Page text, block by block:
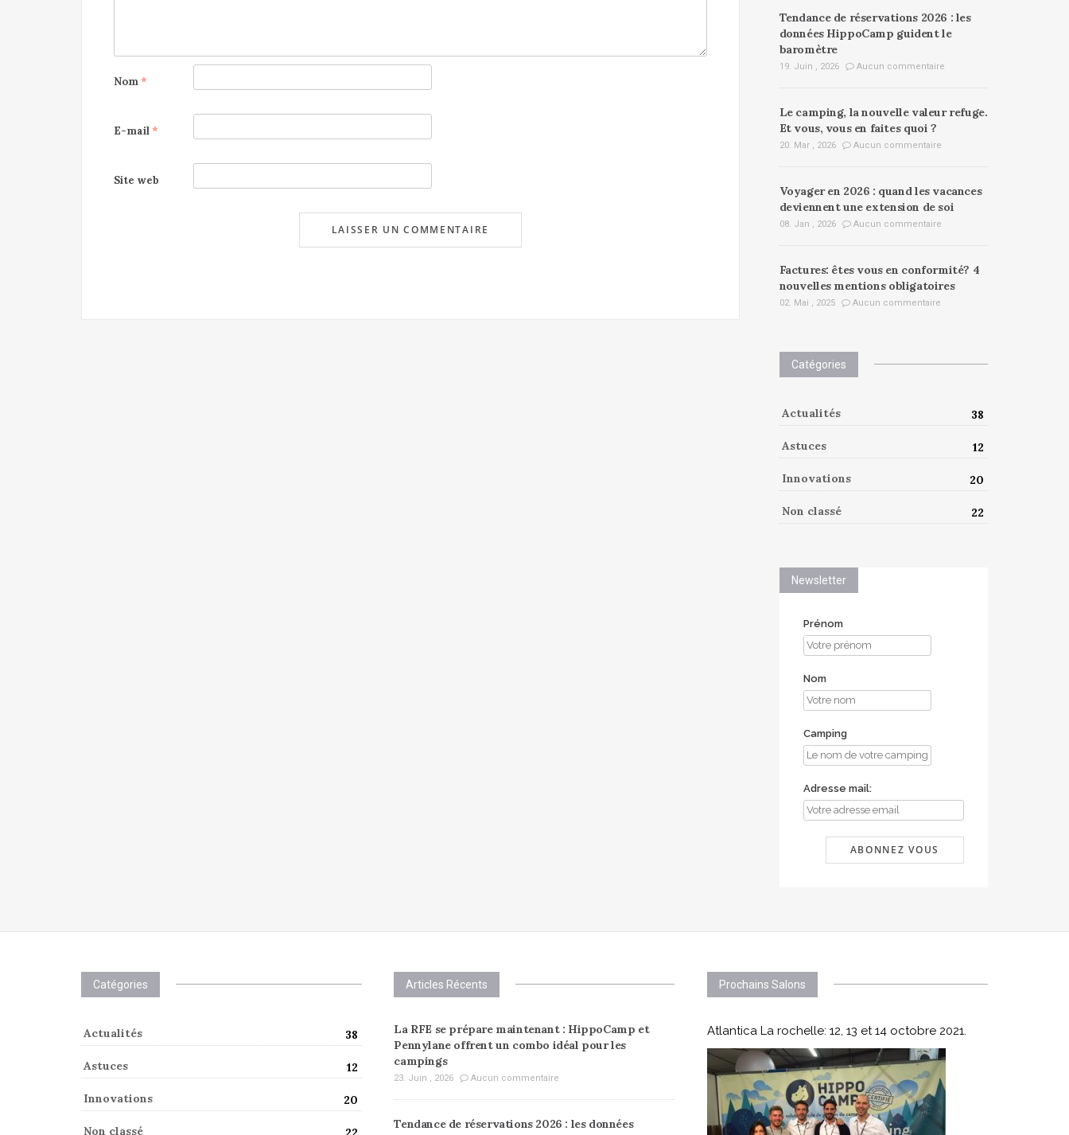
Nom *
E-mail *
Site web
Tendance de réservations 2026 : les
données HippoCamp guident le
baromètre
19. Juin , 2026 Aucun commentaire
Le camping, la nouvelle valeur refuge.
Et vous, vous en faites quoi ?
20. Mar , 2026 Aucun commentaire
Voyager en 2026 : quand les vacances
deviennent une extension de soi
08. Jan , 2026 Aucun commentaire
Factures: êtes vous en conformité? 4
nouvelles mentions obligatoires
02. Mai , 2025 Aucun commentaire
Catégories
Actualités 38
Astuces 12
Innovations 20
Non classé 22
Newsletter
Prénom
Nom
Camping
Adresse mail:
Catégories
Actualités 38
Astuces 12
Innovations 20
Non classé
Articles Récents
La RFE se prépare maintenant : HippoCamp et
Pennylane offrent un combo idéal pour les
campings
23. Juin , 2026 Aucun commentaire
Tendance de réservations 2026 : les données
Prochains Salons
Atlantica La rochelle: 12, 13 et 14 octobre 2021.